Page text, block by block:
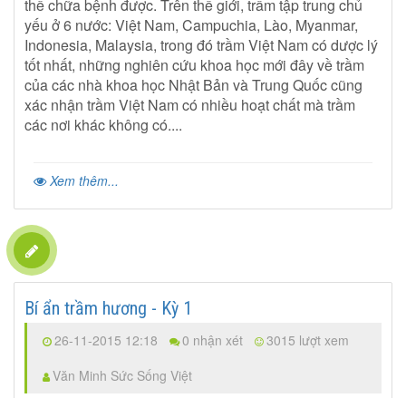
thể chữa bệnh được. Trên thế giới, trầm tập trung chủ
yếu ở 6 nước: Việt Nam, Campuchia, Lào, Myanmar,
Indonesia, Malaysia, trong đó trầm Việt Nam có dược lý
tốt nhất, những nghiên cứu khoa học mới đây về trầm
của các nhà khoa học Nhật Bản và Trung Quốc cũng
xác nhận trầm Việt Nam có nhiều hoạt chất mà trầm
các nơi khác không có....
Xem thêm...
Bí ẩn trầm hương - Kỳ 1
26-11-2015 12:18 0 nhận xét
3015 lượt xem
Văn Minh Sức Sống Việt